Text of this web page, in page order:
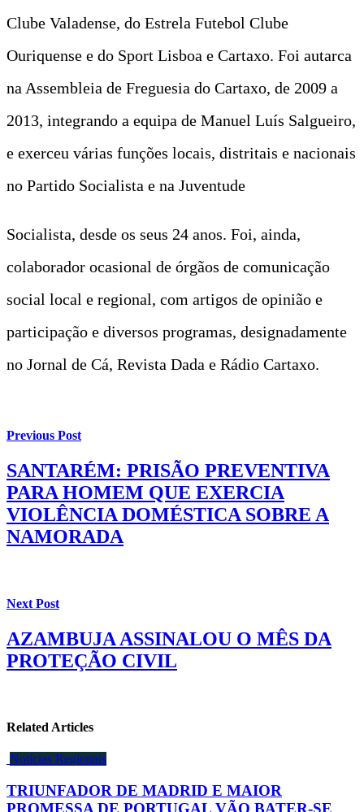
Clube Valadense, do Estrela Futebol Clube
Ouriquense e do Sport Lisboa e Cartaxo. Foi autarca
na Assembleia de Freguesia do Cartaxo, de 2009 a
2013, integrando a equipa de Manuel Luís Salgueiro,
e exerceu várias funções locais, distritais e nacionais
no Partido Socialista e na Juventude
Socialista, desde os seus 24 anos. Foi, ainda,
colaborador ocasional de órgãos de comunicação
social local e regional, com artigos de opinião e
participação e diversos programas, designadamente
no Jornal de Cá, Revista Dada e Rádio Cartaxo.
Previous Post
SANTARÉM: PRISÃO PREVENTIVA
PARA HOMEM QUE EXERCIA
VIOLÊNCIA DOMÉSTICA SOBRE A
NAMORADA
Next Post
AZAMBUJA ASSINALOU O MÊS DA
PROTEÇÃO CIVIL
Related Articles
Notícias Regionais
TRIUNFADOR DE MADRID E MAIOR
PROMESSA DE PORTUGAL VÃO BATER-SE